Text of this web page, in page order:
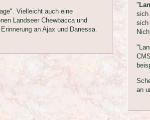
Vielleicht auch eine
Landseer Chewbacca und
an Ajax und Danessa.
"
sich
sich
an